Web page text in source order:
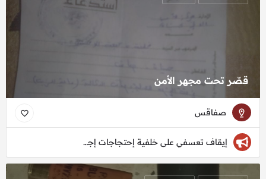
قصّر تحت مجهر الأمن
صفاقس
إيقاف تعسفي على خلفية إحتجاجات إجتماعيّة